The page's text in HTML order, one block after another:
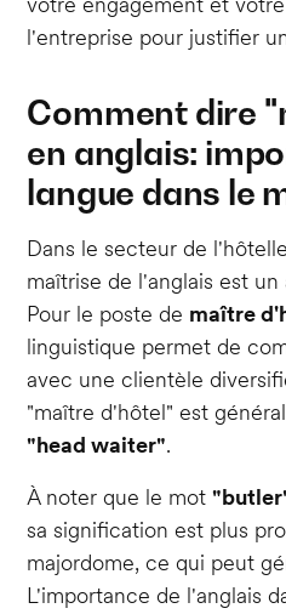
l'entreprise pour justifier
Comment dire
en anglais:
langue dans le
Dans le secteur de
maîtrise de l'anglais est
Pour le poste de maître
linguistique permet de
avec une clientèle
"maître d'hôtel" est
"head waiter".
À noter que le mot
sa signification est plus
majordome, ce qui peut
L'importance de l'anglais